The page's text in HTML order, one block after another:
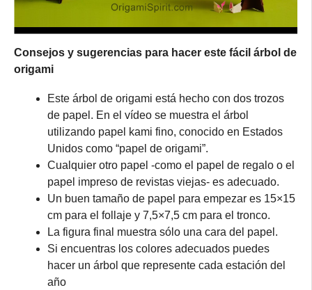
Consejos y sugerencias para hacer este fácil árbol de
origami
Este árbol de origami está hecho con dos trozos
de papel. En el vídeo se muestra el árbol
utilizando papel kami fino, conocido en Estados
Unidos como “papel de origami”.
Cualquier otro papel -como el papel de regalo o el
papel impreso de revistas viejas- es adecuado.
Un buen tamaño de papel para empezar es 15×15
cm para el follaje y 7,5×7,5 cm para el tronco.
La figura final muestra sólo una cara del papel.
Si encuentras los colores adecuados puedes
hacer un árbol que represente cada estación del
año